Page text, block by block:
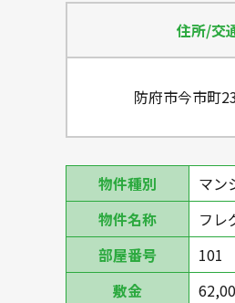
住所/交
防府市今市町
物件種別 マン
物件名称
フレ
部屋番号
101
敷金